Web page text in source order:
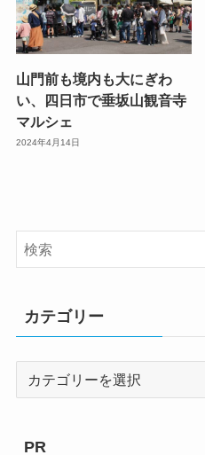
山門前も境内も大にぎわ
い、四日市で垂坂山観音寺
マルシェ
2024年4月14日
カテゴリー
PR